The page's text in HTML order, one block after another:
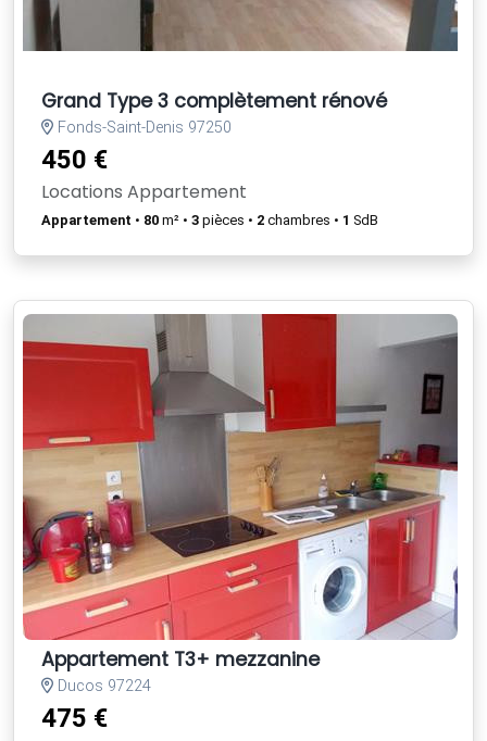
Grand Type 3 complètement rénové
Fonds-Saint-Denis 97250
450 €
Locations Appartement
Appartement • 80 m² • 3 pièces • 2 chambres • 1 SdB
Appartement T3+ mezzanine
Ducos 97224
475 €